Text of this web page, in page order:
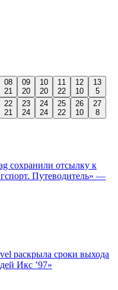
08
21
09
20
10
20
11
22
12
10
13
5
22
21
23
24
24
24
25
22
26
10
27
8
сохранили отсылку к
Путеводитель» —
раскрыла сроки выхода
Икс ’97»